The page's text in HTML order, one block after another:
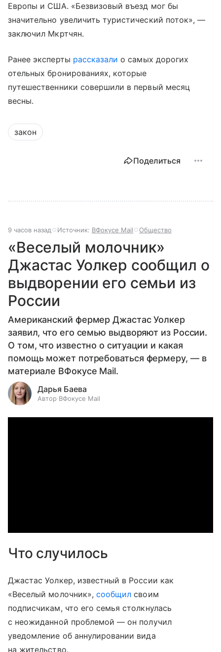
Европы и США. «Безвизовый въезд мог бы
значительно увеличить туристический поток», —
заключил Мкртчян.
Ранее эксперты рассказали о самых дорогих
отельных бронированиях, которые
путешественники совершили в первый месяц
весны.
закон
Поделиться
9 часов назад Источник: ВФокусе Mail Общество
«Веселый молочник»
Джастас Уолкер сообщил о
выдворении его семьи из
России
Американский фермер Джастас Уолкер
заявил, что его семью выдворяют из России.
О том, что известно о ситуации и какая
помощь может потребоваться фермеру, — в
материале ВФокусе Mail.
Дарья Баева
Автор ВФокусе Mail
Что случилось
Джастас Уолкер, известный в России как
«Веселый молочник», сообщил своим
подписчикам, что его семья столкнулась
с неожиданной проблемой — он получил
уведомление об аннулировании вида
на жительство.